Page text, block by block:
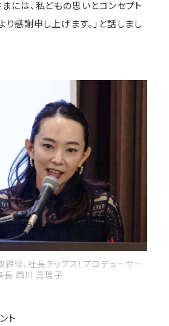
には、私どもの思いとコンセプト
り感謝申し上げます。」と話しまし
役、社長チップス！プロデューサー
長 西川 真理子
ト